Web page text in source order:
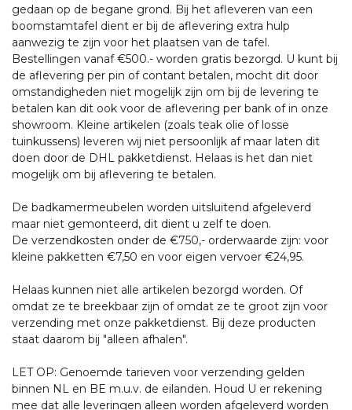
gedaan op de begane grond. Bij het afleveren van een
boomstamtafel dient er bij de aflevering extra hulp
aanwezig te zijn voor het plaatsen van de tafel.
Bestellingen vanaf €500.- worden gratis bezorgd. U kunt bij
de aflevering per pin of contant betalen, mocht dit door
omstandigheden niet mogelijk zijn om bij de levering te
betalen kan dit ook voor de aflevering per bank of in onze
showroom. Kleine artikelen (zoals teak olie of losse
tuinkussens) leveren wij niet persoonlijk af maar laten dit
doen door de DHL pakketdienst. Helaas is het dan niet
mogelijk om bij aflevering te betalen.
De badkamermeubelen worden uitsluitend afgeleverd
maar niet gemonteerd, dit dient u zelf te doen.
De verzendkosten onder de €750,- orderwaarde zijn: voor
kleine pakketten €7,50 en voor eigen vervoer €24,95.
Helaas kunnen niet alle artikelen bezorgd worden. Of
omdat ze te breekbaar zijn of omdat ze te groot zijn voor
verzending met onze pakketdienst. Bij deze producten
staat daarom bij "alleen afhalen".
LET OP: Genoemde tarieven voor verzending gelden
binnen NL en BE m.u.v. de eilanden. Houd U er rekening
mee dat alle leveringen alleen worden afgeleverd worden